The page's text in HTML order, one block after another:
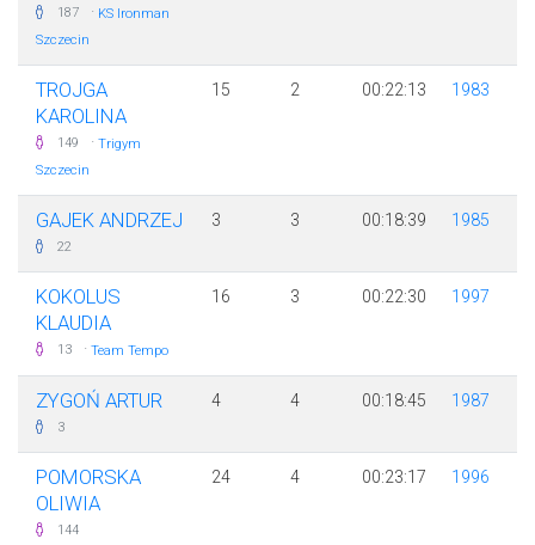
187 · KS Ironman
Szczecin
TROJGA
KAROLINA
149 · Trigym
Szczecin
15 2 00:22:13 1983
GAJEK ANDRZEJ
22
3 3 00:18:39 1985
KOKOLUS
KLAUDIA
13 · Team Tempo
16 3 00:22:30 1997
ZYGOŃ ARTUR
3
4 4 00:18:45 1987
POMORSKA
OLIWIA
144
24 4 00:23:17 1996